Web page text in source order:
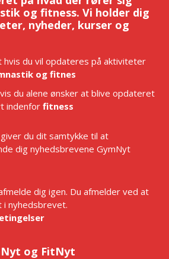
og fitness. Vi holder dig
nyheder, kurser og
hvis du vil opdateres på aktiviteter
og fitnes
du alene ønsker at blive opdateret
indenfor fitness
du dit samtykke til at
dig nyhedsbrevene GymNyt
dig igen. Du afmelder ved at
i nyhedsbrevet.
og FitNyt